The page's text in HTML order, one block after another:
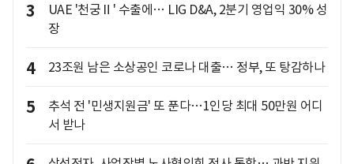
3
UAE '천궁Ⅱ' 수출에… LIG D&A, 2분기 영업익 30% 성
장
4 23조원 남은 소상공인 코로나 대출… 정부, 또 탕감하나
5
추석 전 '민생지원금' 또 푼다…1인당 최대 50만원 어디
서 받나